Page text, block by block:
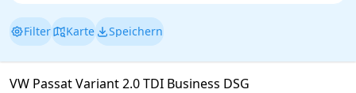
Filter Karte Speichern
VW Passat Variant 2.0 TDI Business DSG